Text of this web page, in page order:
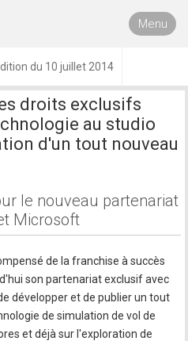
Menu
du 10 juillet 2014
droits exclusifs
au studio
d'un tout nouveau
le nouveau partenariat
Microsoft
de la franchise à succès
son partenariat exclusif avec
développer et de publier un tout
de simulation de vol de
et déjà sur l'exploration de